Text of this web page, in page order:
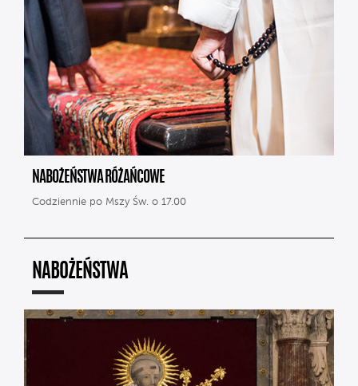
NABOŻEŃSTWA RÓŻAŃCOWE
Codziennie po Mszy Św. o 17.00
NABOŻEŃSTWA